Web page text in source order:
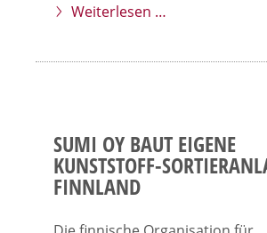
Weiterlesen …
SUMI OY BAUT EIGENE
KUNSTSTOFF-
FINNLAND